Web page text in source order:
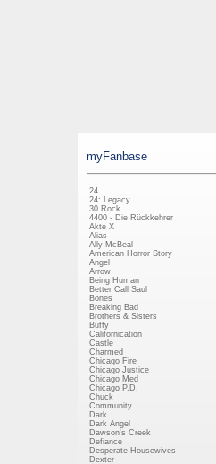
myFanbase
24
24: Legacy
30 Rock
4400 - Die Rückkehrer
Akte X
Alias
Ally McBeal
American Horror Story
Angel
Arrow
Being Human
Better Call Saul
Bones
Breaking Bad
Brothers & Sisters
Buffy
Californication
Castle
Charmed
Chicago Fire
Chicago Justice
Chicago Med
Chicago P.D.
Chuck
Community
Dark
Dark Angel
Dawson's Creek
Defiance
Desperate Housewives
Dexter